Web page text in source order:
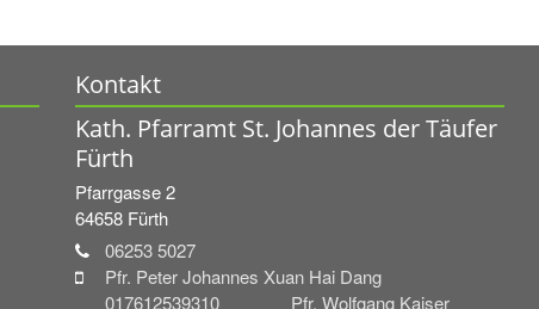
Kontakt
Kath. Pfarramt St. Johannes der Täufer
Fürth
Pfarrgasse 2
64658 Fürth
06253 5027
Pfr. Peter Johannes Xuan Hai Dang
017612539310 Pfr. Wolfgang Kaiser